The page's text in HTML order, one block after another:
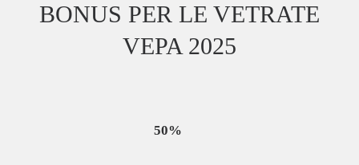
PRIMA VISITA
TRATTAMENTI
BONUS PER LE VETRATE
VEPA 2025
50%